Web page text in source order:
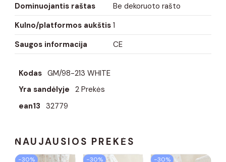
Dominuojantis raštas
Be dekoruoto rašto
Kulno/platformos aukštis 1
Saugos informacija
CE
Kodas GM/98-213 WHITE
Yra sandėlyje 2 Prekės
ean13 32779
NAUJAUSIOS PREKĖS
−30% −30% −30%